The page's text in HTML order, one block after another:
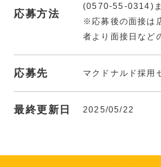
応募方法
(0570-55-0314)ま
※応募後の面接は
者より面接日など
応募先 マクドナルド採用
最終更新日 2025/05/22